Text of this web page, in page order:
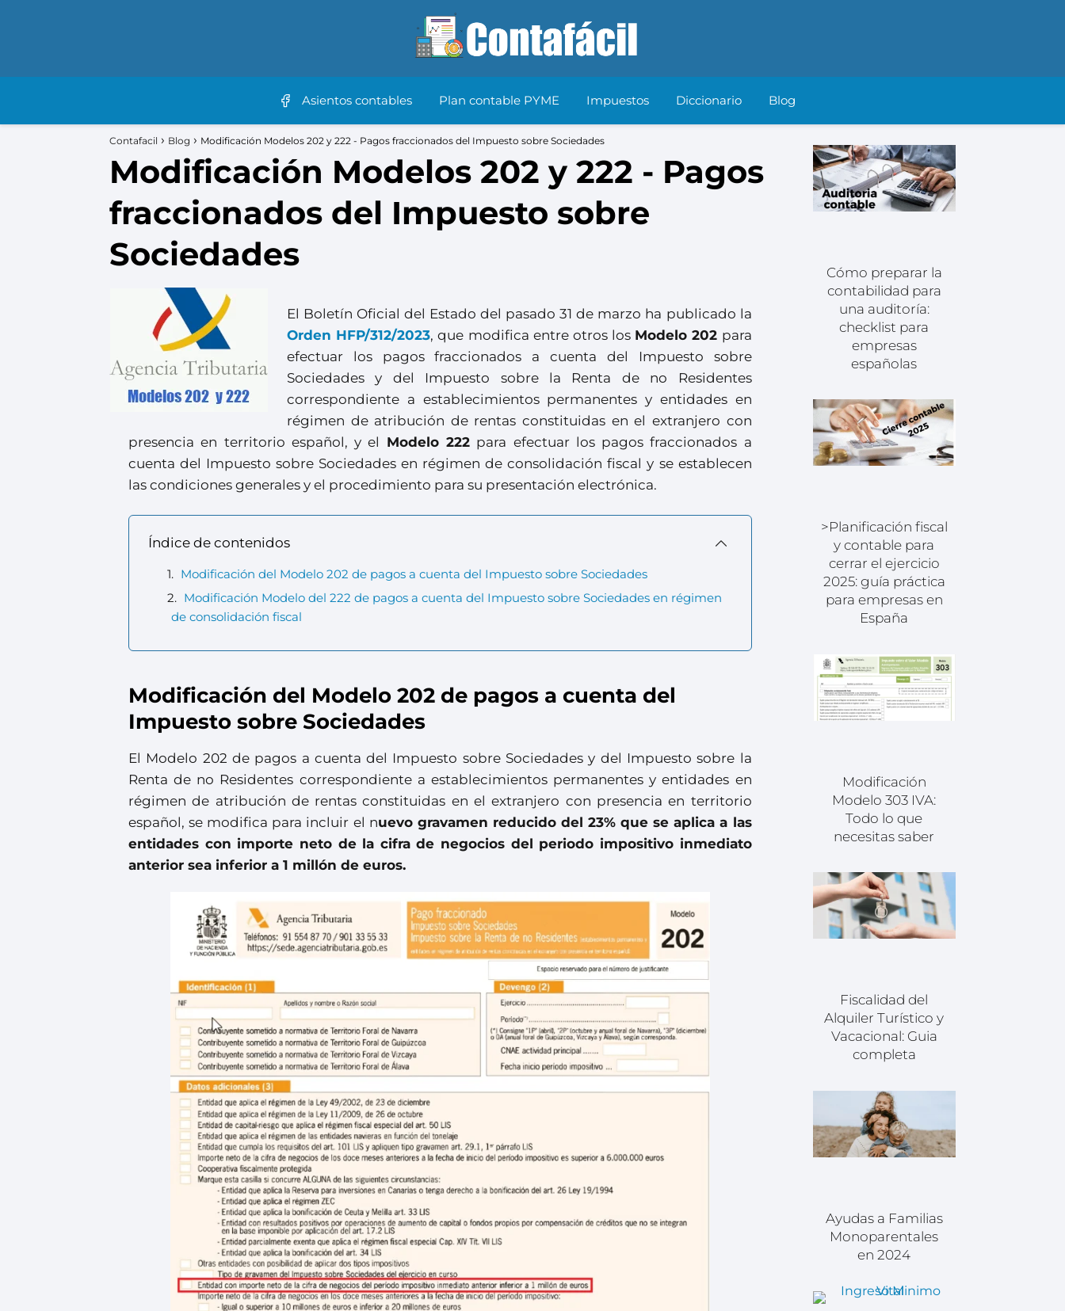
Asientos contables Plan contable PYME Impuestos Diccionario Blog
Contafacil Blog Modificación Modelos 202 y 222 - Pagos fraccionados del Impuesto sobre Sociedades
Modificación Modelos 202 y 222 - Pagos
fraccionados del Impuesto sobre
Sociedades
El Boletín Oficial del Estado del pasado 31 de marzo ha publicado la
Orden HFP/312/2023, que modifica entre otros los Modelo 202 para
efectuar los pagos fraccionados a cuenta del Impuesto sobre
Sociedades y del Impuesto sobre la Renta de no Residentes
correspondiente a establecimientos permanentes y entidades en
régimen de atribución de rentas constituidas en el extranjero con
presencia en territorio español, y el Modelo 222para efectuar los pagos fraccionados a
cuenta del Impuesto sobre Sociedades en régimen de consolidación fiscal y se establecen
las condiciones generales y el procedimiento para su presentación electrónica.
Índice de contenidos
Modificación del Modelo 202 de pagos a cuenta del Impuesto sobre Sociedades
Modificación Modelo del 222 de pagos a cuenta del Impuesto sobre Sociedades en régimen
de consolidación fiscal
Modificación del Modelo 202 de pagos a cuenta del
Impuesto sobre Sociedades
El Modelo 202 de pagos a cuenta del Impuesto sobre Sociedades y del Impuesto sobre la
Renta de no Residentes correspondiente a establecimientos permanentes y entidades en
régimen de atribución de rentas constituidas en el extranjero con presencia en territorio
español, se modifica para incluir el nuevo gravamen reducido del 23% que se aplica a las
entidades con importe neto de la cifra de negocios del periodo impositivo inmediato
anterior sea inferior a 1 millón de euros.
Cómo preparar la
contabilidad para
una auditoría:
checklist para
empresas
españolas
>Planificación fiscal
y contable para
cerrar el ejercicio
2025: guía práctica
para empresas en
España
Modificación
Modelo 303 IVA:
Todo lo que
necesitas saber
Fiscalidad del
Alquiler Turístico y
Vacacional: Guia
completa
Ayudas a Familias
Monoparentales
en 2024